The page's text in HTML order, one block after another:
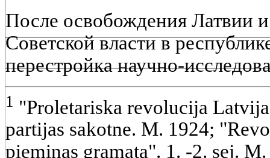
После освобождения Латвии
Советской власти в
перестройка научно-
1 "Proletariska revolucija
partijas sakotne. M. 1924;
pieminas gramata". 1. -2. sej.